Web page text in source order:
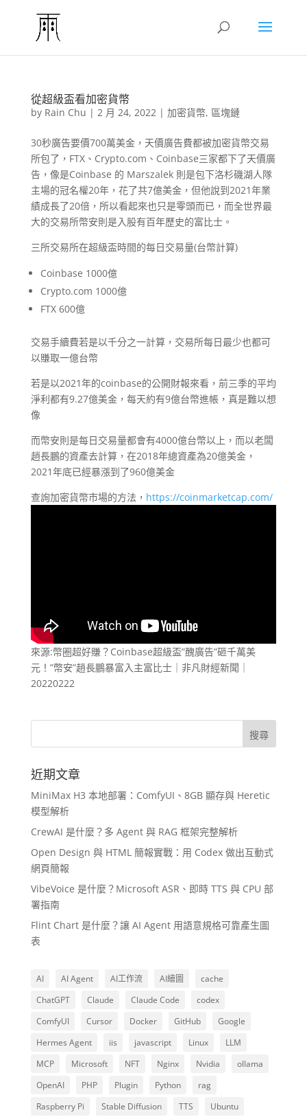
從超級盃看加密貨幣
by Rain Chu | 2 月 24, 2022| 加密貨幣, 區塊鏈
30秒廣告要價700萬美金，天價廣告費都被加密貨幣交易
所包了，FTX、Crypto.com、Coinbase三家都下了天價廣
告，像是Coinbase 的 Marszalek 則是包下洛杉磯湖人隊
主場的冠名權20年，花了共7億美金，但他說到2021年業
績成長了20倍，所以看起來也只是零頭而已，而全世界最
大的交易所幣安則是入股有百年歷史的富比士。
三所交易所在超級盃時間的每日交易量(台幣計算)
Coinbase 1000億
Crypto.com 1000億
FTX 600億
交易手續費若是以千分之一計算，交易所每日最少也都可
以賺取一億台幣
若是以2021年的coinbase的公開財報來看，前三季的平均
淨利都有9.27億美金，每天約有9億台幣進帳，真是難以想
像
而幣安則是每日交易量都會有4000億台幣以上，而以老闆
趙長鵬的資產去計算，在2018年總資產為20億美金，
2021年底已經暴漲到了960億美金
查詢加密貨幣市場的方法， https://coinmarketcap.com/
來源:幣圈超好賺？Coinbase超級盃”醜廣告”砸千萬美
元！”幣安”趙長鵬暴富入主富比士｜非凡財經新聞｜
20220222
近期文章
MiniMax H3 本地部署：ComfyUI、8GB 顯存與 Heretic
模型解析
CrewAI 是什麼？多 Agent 與 RAG 框架完整解析
Open Design 與 HTML 簡報實戰：用 Codex 做出互動式
網頁簡報
VibeVoice 是什麼？Microsoft ASR、即時 TTS 與 CPU 部
署指南
Flint Chart 是什麼？讓 AI Agent 用語意規格可靠產生圖
表
AI AI Agent AI工作流 AI繪圖
cache
ChatGPT
Claude Claude Code
codex
ComfyUI
Cursor Docker GitHub
Google
Hermes Agent
iis javascript Linux
LLM
MCP
Microsoft NFT Nginx Nvidia
ollama
OpenAI
PHP Plugin Python
rag
Raspberry Pi
Stable Diffusion TTS
Ubuntu